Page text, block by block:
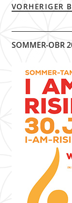
VORHERIGER
SOMMER-OBR